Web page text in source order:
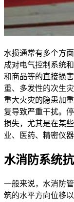
水损通常有多个方
成对电气控制系统
和商品等的直接损
重、多发性的次生
重大火灾的隐患加
复导致严重干扰。
损失，尤其是在某
业、医药、精密仪器
水消防系统
一般来说，水消防
筑的水平方向位移